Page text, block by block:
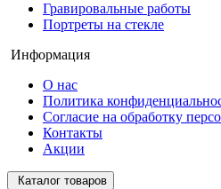
Гравировальные работы
Портреты на стекле
Информация
О нас
Политика
Согласие на обработку
Контакты
Акции
Каталог товаров